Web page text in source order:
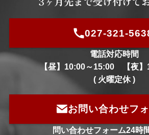
027-321-
電話対応時間
【昼】10:00～15:00 【夜】
( 火曜定休 )
お問い合わせフ
問い合わせフォーム24時